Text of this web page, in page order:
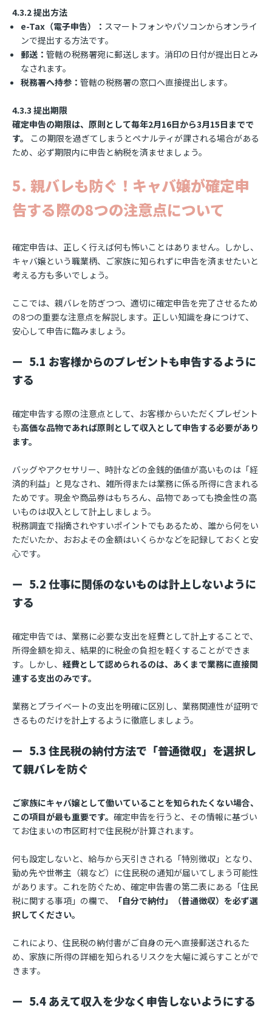
4.3.2 提出方法
e-Tax（電子申告）： スマートフォンやパソコンからオンライ
ンで提出する方法です。
郵送： 管轄の税務署宛に郵送します。消印の日付が提出日とみ
なされます。
税務署へ持参： 管轄の税務署の窓口へ直接提出します。
4.3.3 提出期限
確定申告の期限は、原則として毎年2月16日から3月15日までで
す。
この期限を過ぎてしまうとペナルティが課される場合がある
ため、必ず期限内に申告と納税を済ませましょう。
5. 親バレも防ぐ！キャバ嬢が確定申
告する際の8つの注意点について
確定申告は、正しく行えば何も怖いことはありません。しかし、
キャバ嬢という職業柄、ご家族に知られずに申告を済ませたいと
考える方も多いでしょう。
ここでは、親バレを防ぎつつ、適切に確定申告を完了させるため
の8つの重要な注意点を解説します。正しい知識を身につけて、
安心して申告に臨みましょう。
5.1 お客様からのプレゼントも申告するように
する
確定申告する際の注意点として、お客様からいただくプレゼント
も高価な品物であれば原則として収入として申告する必要があり
ます。
バッグやアクセサリー、時計などの金銭的価値が高いものは「経
済的利益」と見なされ、雑所得または業務に係る所得に含まれる
ためです。現金や商品券はもちろん、品物であっても換金性の高
いものは収入として計上しましょう。
税務調査で指摘されやすいポイントでもあるため、誰から何をい
ただいたか、おおよその金額はいくらかなどを記録しておくと安
心です。
5.2 仕事に関係のないものは計上しないように
する
確定申告では、業務に必要な支出を経費として計上することで、
所得金額を抑え、結果的に税金の負担を軽くすることができま
す。しかし、 経費として認められるのは、あくまで業務に直接関
連する支出のみです。
業務とプライベートの支出を明確に区別し、業務関連性が証明で
きるものだけを計上するように徹底しましょう。
5.3 住民税の納付方法で「普通徴収」を選択し
て親バレを防ぐ
ご家族にキャバ嬢として働いていることを知られたくない場合、
この項目が最も重要です。 確定申告を行うと、その情報に基づい
てお住まいの市区町村で住民税が計算されます。
何も設定しないと、給与から天引きされる「特別徴収」となり、
勤め先や世帯主（親など）に住民税の通知が届いてしまう可能性
があります。これを防ぐため、確定申告書の第二表にある「住民
税に関する事項」の欄で、
「自分で納付」（普通徴収）を必ず選
択してください。
これにより、住民税の納付書がご自身の元へ直接郵送されるた
め、家族に所得の詳細を知られるリスクを大幅に減らすことがで
きます。
5.4 あえて収入を少なく申告しないようにする